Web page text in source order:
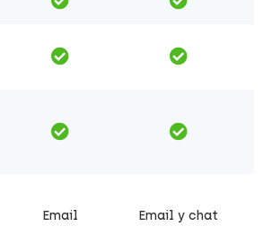
Email Email y chat